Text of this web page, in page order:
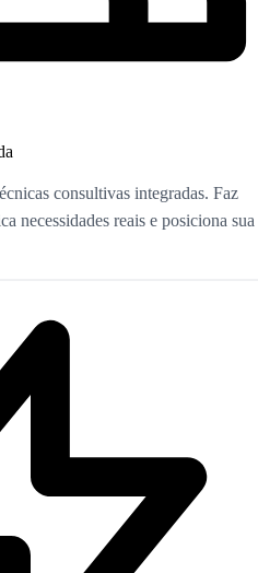
consultivas integradas. Faz
necessidades reais e posiciona sua